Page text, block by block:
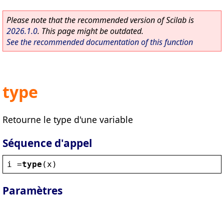
Please note that the recommended version of Scilab is
2026.1.0. This page might be outdated.
See the recommended documentation of this function
type
Retourne le type d'une variable
Séquence d'appel
i =type ( x )
Paramètres